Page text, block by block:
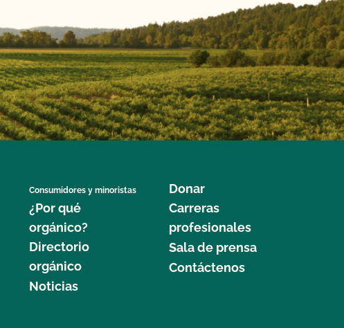
Consumidores y minoristas
¿Por qué
orgánico?
Directorio
orgánico
Noticias
Donar
Carreras
profesionales
Sala de prensa
Contáctenos